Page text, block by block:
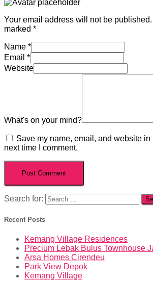
Your email address will not be published.
marked *
Name *
Email *
Website
What's on your mind?
Save my name, email, and website in
next time I comment.
Search for:
Recent Posts
Kemang Village Residences
Precium Lebak Bulus Townhouse
Arsa Homes Cirendeu
Park View Depok
Kemang Village